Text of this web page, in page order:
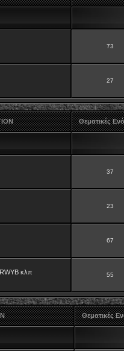
73
27
Θεματικές
37
23
67
κλπ 55
Θεματικές